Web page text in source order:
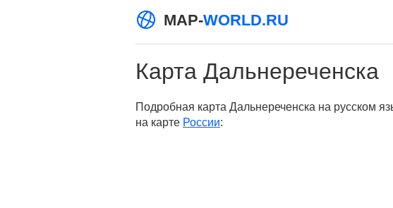
MAP-WORLD.RU
Карта Дальнереченска
Подробная карта Дальнереченска на русском
на карте России: